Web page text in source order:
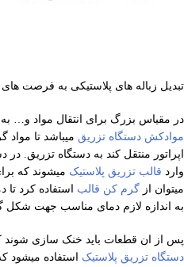
تبدیل زباله های پلاستیکی به فرصت
در مقیاس بزرگ برای انتقال مواد و… به
موادکش دستگاه تزریق میباشد تا مواد
اپراتور منتقل کند به دستگاه تزریق.
وارد قالب تزریق پلاستیک میشوند که
میتوان از گرم کن قالب استفاده کرد
به اندازه لازم دمای مناسب جهت شکل
پس از ان قطعات باید خنک سازی شوند که
دستگاه تزریق پلاستیک استفاده میشود